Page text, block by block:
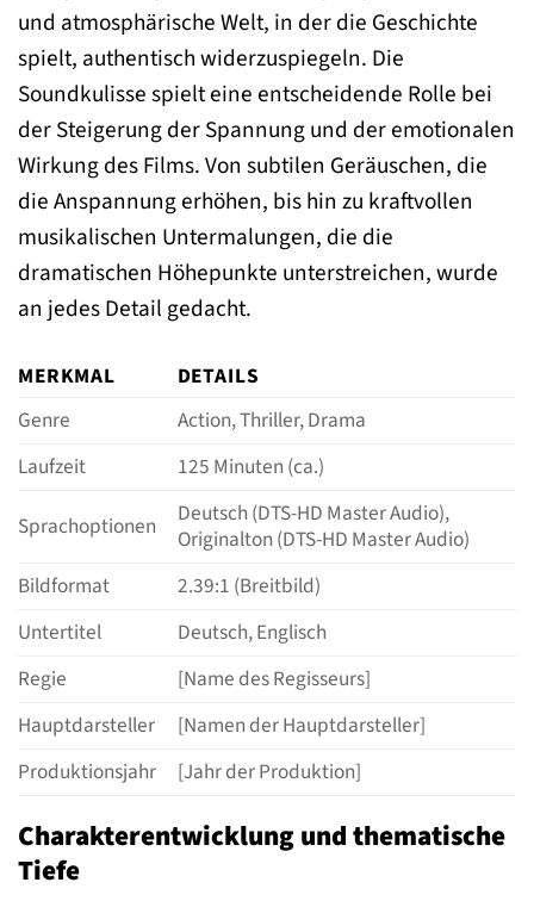
und atmosphärische Welt, in der die Geschichte
spielt, authentisch widerzuspiegeln. Die
Soundkulisse spielt eine entscheidende Rolle bei
der Steigerung der Spannung und der emotionalen
Wirkung des Films. Von subtilen Geräuschen, die
die Anspannung erhöhen, bis hin zu kraftvollen
musikalischen Untermalungen, die die
dramatischen Höhepunkte unterstreichen, wurde
an jedes Detail gedacht.
MERKMAL
DETAILS
Genre
Action, Thriller, Drama
Laufzeit
125 Minuten (ca.)
Sprachoptionen
Deutsch (DTS-HD Master Audio),
Originalton (DTS-HD Master Audio)
Bildformat
2.39:1 (Breitbild)
Untertitel
Deutsch, Englisch
Regie
[Name des Regisseurs]
Hauptdarsteller
[Namen der Hauptdarsteller]
Produktionsjahr
[Jahr der Produktion]
Charakterentwicklung und thematische
Tiefe